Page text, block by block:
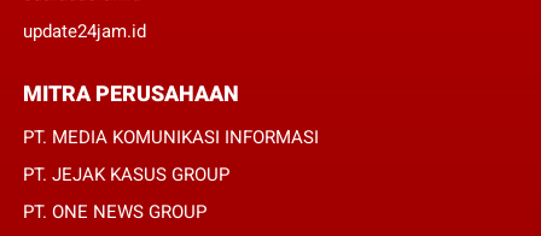
update24jam.id
MITRA PERUSAHAAN
PT. MEDIA KOMUNIKASI INFORMASI
PT. JEJAK KASUS GROUP
PT. ONE NEWS GROUP